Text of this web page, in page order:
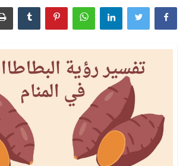
الطَّعام والشَّراب
الأشياء والمقتنيات
الإنسان بأحواله وصفاته
الحيوانات والحشرات
سور القرآن الكريم